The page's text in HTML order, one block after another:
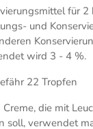
für 2
und
wird 3 - 4 %.
22 Tropfen
Creme, die mit
soll, verwendet